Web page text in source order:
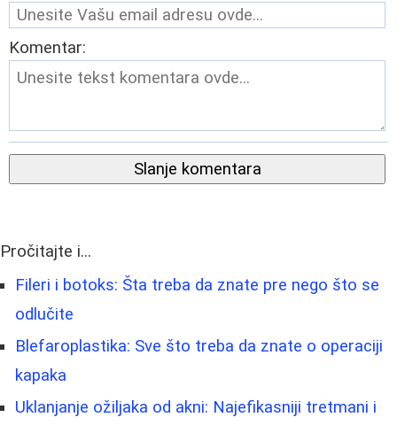
Komentar:
Slanje komentara
Pročitajte i...
Fileri i botoks: Šta treba da znate pre nego što se
odlučite
Blefaroplastika: Sve što treba da znate o operaciji
kapaka
Uklanjanje ožiljaka od akni: Najefikasniji tretmani i